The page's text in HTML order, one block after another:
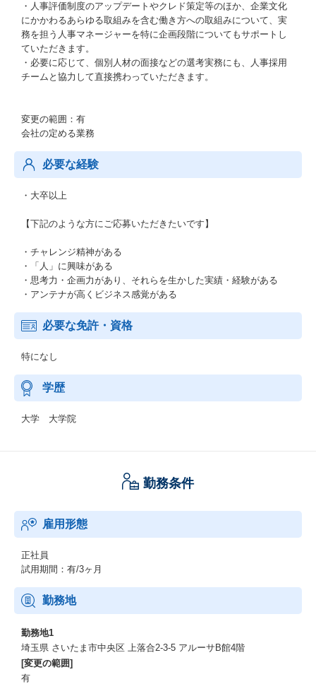
・人事評価制度のアップデートやクレド策定等のほか、企業文化
にかかわるあらゆる取組みを含む働き方への取組みについて、実
務を担う人事マネージャーを特に企画段階についてもサポートし
ていただきます。
・必要に応じて、個別人材の面接などの選考実務にも、人事採用
チームと協力して直接携わっていただきます。
変更の範囲：有
会社の定める業務
必要な経験
・大卒以上
【下記のような方にご応募いただきたいです】
・チャレンジ精神がある
・「人」に興味がある
・思考力・企画力があり、それらを生かした実績・経験がある
・アンテナが高くビジネス感覚がある
必要な免許・資格
特になし
学歴
大学 大学院
勤務条件
雇用形態
正社員
試用期間：有/3ヶ月
勤務地
勤務地1
埼玉県 さいたま市中央区 上落合2-3-5 アルーサB館4階
[変更の範囲]
有